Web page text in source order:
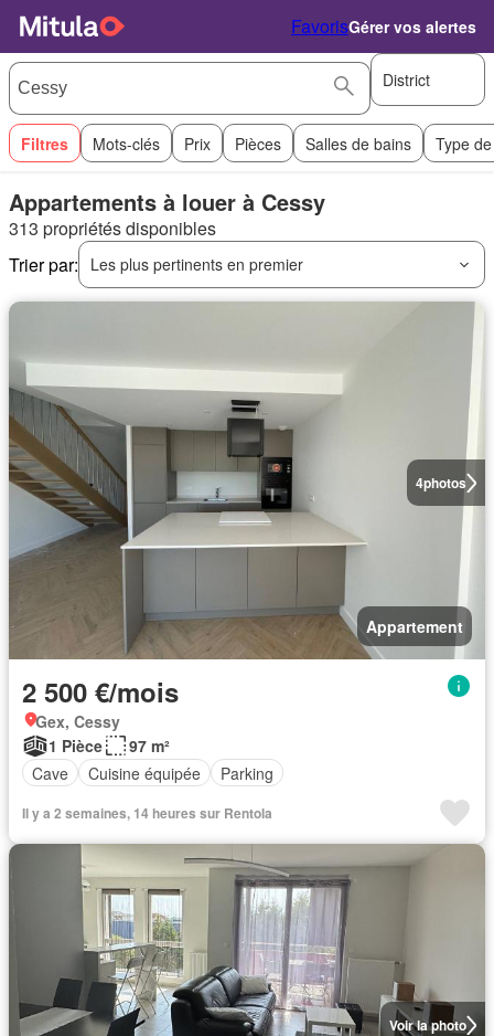
FavorisGérer vos alertes
District
Filtres Mots-clés Prix Pièces Salles de bains Type
Appartements à louer à Cessy
313 propriétés disponibles
Trier par:
Les plus pertinents en premier
4photos
Appartement
2 500 €/mois
Gex, Cessy
1 Pièce
97 m²
Cave
Cuisine équipée Parking
Il y a 2 semaines, 14 heures sur Rentola
Voir la photo